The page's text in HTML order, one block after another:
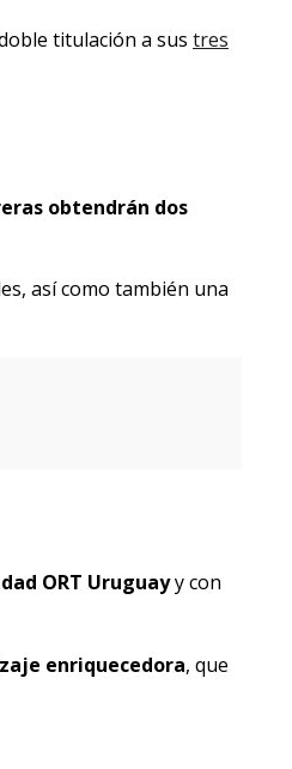
titulación a sus tres
obtendrán dos
así como también una
ORT Uruguayy con
enriquecedora, que